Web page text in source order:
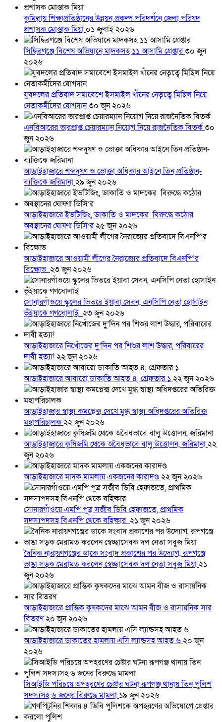
কুমিল্লায় শিক্ষাপ্রতিষ্ঠানের উন্নয়ন প্রকল্প পরিদর্শনে জেলা পরিষদ
প্রশাসক মোস্তাক মিয়া ০১ জুলাই ২০২৬
সিদ্ধিরগঞ্জে বিশেষ অভিযানে মাদকসহ ১১ আসামি গ্রেপ্তার৩০ জুন
২০২৬
যুবদলের প্রতিবাদ সমাবেশে ইসমাইল খাঁনের নেতৃত্বে মিছিল নিয়ে
নেতাকর্মীদের যোগদান৩০ জুন ২০২৬
এনবিআরের ভারপ্রাপ্ত চেয়ারম্যান নিয়োগ নিয়ে রাজনৈতিক বিতর্ক৩০
জুন ২০২৬
আড়াইহাজারে শব্দদূষণ ও ভোক্তা অধিকার আইনে তিন প্রতিষ্ঠান-
ব্যক্তিকে জরিমানা২৯ জুন ২০২৬
আড়াইহাজারে ইভটিজিং, ডাকাতি ও মাদকের বিরুদ্ধে কঠোর
অবস্থানের ঘোষণা ডিসি’র২৫ জুন ২০২৬
আড়াইহাজারে আওয়ামী লীগের নৈরাজ্যের প্রতিবাদে বিএনপি’র
বিক্ষোভ ২৩ জুন ২০২৬
সোনারগাঁওয়ে স্কুলের ভিতরে ইয়াবা সেবন, এনসিপি নেতা হোসাইন
ভূঁইয়াকে গণধোলাই ২৩ জুন ২০২৬
আড়াইহাজারে নিখোঁজের দুু’দিন পর শিশুর লাশ উদ্ধার, পরিবারের
দাবী হত্যা!২২ জুন ২০২৬
আড়াইহাজারে আবারো ডাকাতি আহত ৪, গ্রেফতার ১ ২২ জুন ২০২৬
আড়াইহাজার স্বাস্থ্য কমপ্লেক্স দেখে মুগ্ধ স্বাস্থ্য অধিদপ্তরের অতিরিক্ত
মহাপরিচালক২২ জুন ২০২৬
আড়াইহাজারে কৃষিজমি থেকে অবৈধভাবে বালু উত্তোলন, জরিমানা২২
জুন ২০২৬
আড়াইহাজারে মাদক মামলায় একজনের কারাদণ্ড২২ জুন ২০২৬
সোনারগাঁওয়ে এমপি পুত্র সজীব ডিবি হেফাজতে, প্রাথমিক
সদস্যপদসহ বিএনপি থেকে বহিষ্কার ২১ জুন ২০২৬
দৈনিক নারায়ণগঞ্জের ডাকে সংবাদ প্রকাশের পর উদ্যোগ, রূপগঞ্জে
ভাঙা সড়ক মেরামত করলেন স্বেচ্ছাসেবক দল নেতা সবুজ মিয়া২১
জুন ২০২৬
আড়াইহাজারে প্রান্তিক কৃষকদের মাঝে আমন বীজ ও রাসায়নিক সার
বিতরণ২০ জুন ২০২৬
আড়াইহাজারে ডাকাতের হামলায় এসি ল্যান্ডসহ আহত ৬২০ জুন
২০২৬
সিআইডি পরিচয়ে অপহরণের চেষ্টার ঘটনা রূপগঞ্জ থানায় তিন পুলিশ
সদস্যসহ ৬ জনের বিরুদ্ধে মামলা ১৯ জুন ২০২৬